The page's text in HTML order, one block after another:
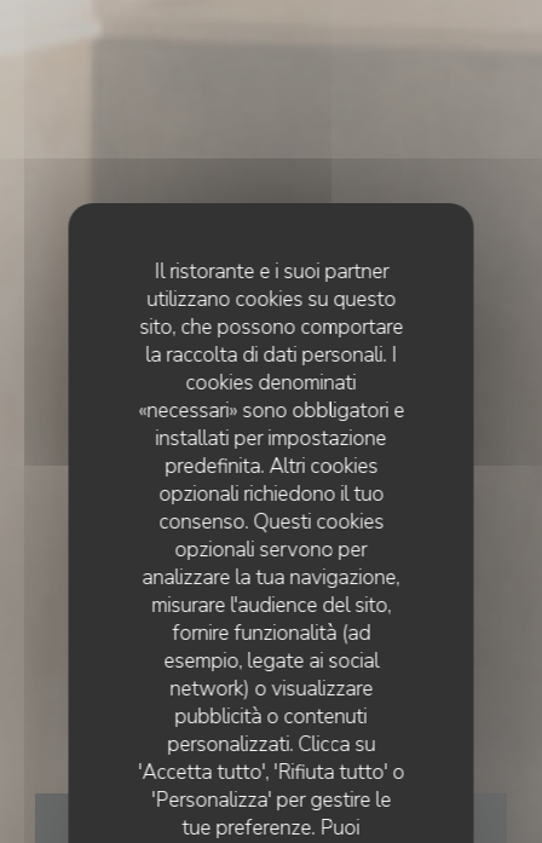
Il ristorante e i suoi partner
utilizzano cookies su questo
sito, che possono comportare
la raccolta di dati personali. I
cookies denominati
«necessari» sono obbligatori e
installati per impostazione
predefinita. Altri cookies
opzionali richiedono il tuo
consenso. Questi cookies
opzionali servono per
analizzare la tua navigazione,
misurare l'audience del sito,
fornire funzionalità (ad
esempio, legate ai social
network) o visualizzare
pubblicità o contenuti
personalizzati. Clicca su
'Accetta tutto', 'Rifiuta tutto' o
'Personalizza' per gestire le
tue preferenze. Puoi
CUCINA FRANCESE• LISBOA
Essencial
PRENOTA